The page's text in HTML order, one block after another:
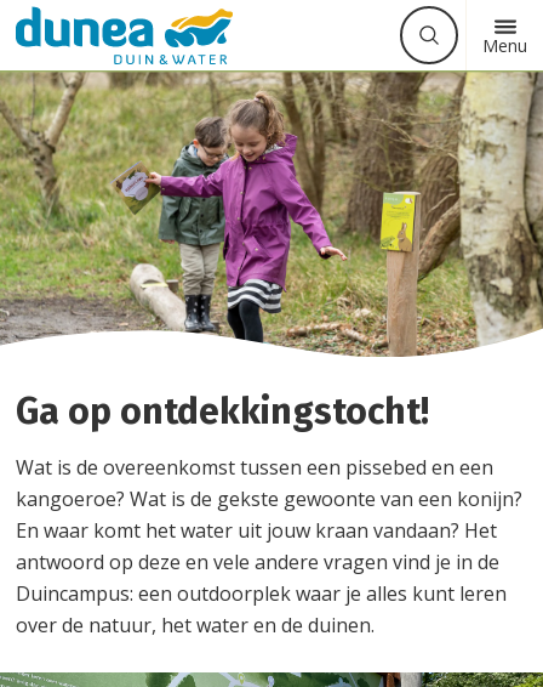
Button
label
Menu
Waarmee
kunnen
we
u
helpen?
Ga op ontdekkingstocht!
Wat is de overeenkomst tussen een pissebed en een
kangoeroe? Wat is de gekste gewoonte van een konijn?
En waar komt het water uit jouw kraan vandaan? Het
antwoord op deze en vele andere vragen vind je in de
Duincampus: een outdoorplek waar je alles kunt leren
over de natuur, het water en de duinen.